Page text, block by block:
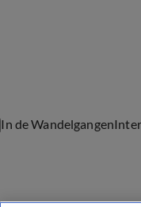
In de Wandelgangen